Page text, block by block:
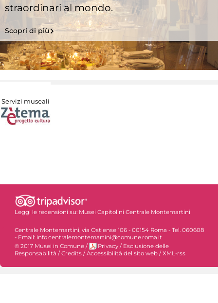
straordinari al mondo.
Scopri di più
Servizi museali
Leggi le recensioni su: Musei Capitolini Centrale Montemartini
Centrale Montemartini, via Ostiense 106 - 00154 Roma - Tel. 060608
- Email: info.centralemontemartini@comune.roma.it
© 2017 Musei in Comune / Privacy / Esclusione delle
Responsabilità / Credits / Accessibilità del sito web / XML-rss